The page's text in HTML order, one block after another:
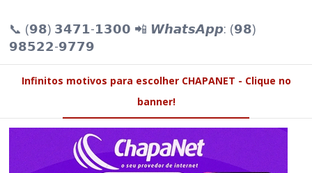
📞 (𝟵𝟴) 𝟯𝟰𝟳𝟭-𝟭𝟯𝟬𝟬 📲 𝙒𝙝𝙖𝙩𝙨𝘼𝙥𝙥: (𝟵𝟴)
𝟵𝟴𝟱𝟮𝟮-𝟵𝟳𝟳𝟵
Infinitos motivos para escolher CHAPANET - Clique no
banner!